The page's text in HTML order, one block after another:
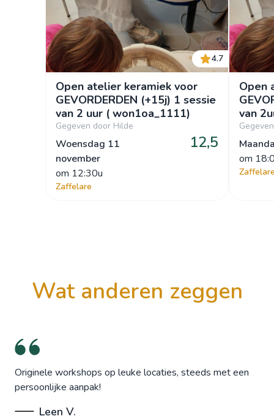
4.7
Open atelier keramiek voor
GEVORDERDEN (+15j) 1 sessie
van 2 uur ( won1oa_1111)
Gegeven door Hilde
Woensdag 11
november
om 12:30u
12,5
Zaffelare
Open
om
wat anderen zeggen
Originele workshops op leuke locaties, steeds met een
persoonlijke aanpak!
Leen V.